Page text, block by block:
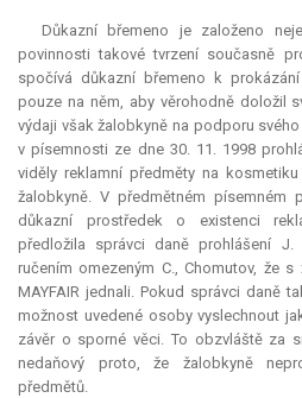
Důkazní břemeno je založeno
povinnosti takové tvrzení současně
spočívá důkazní břemeno k
pouze na něm, aby věrohodně doložil
výdaji však žalobkyně na podporu
v písemnosti ze dne 30. 11. 1998
viděly reklamní předměty na kosmetiku
žalobkyně. V předmětném
důkazní prostředek o existenci
předložila správci daně prohlášení
ručením omezeným C., Chomutov, že
MAYFAIR jednali. Pokud správci daně
možnost uvedené osoby vyslechnout
závěr o sporné věci. To obzvláště za
nedaňový proto, že žalobkyně
předmětů.